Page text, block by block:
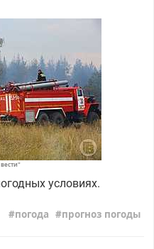
условиях.
погода прогноз погоды